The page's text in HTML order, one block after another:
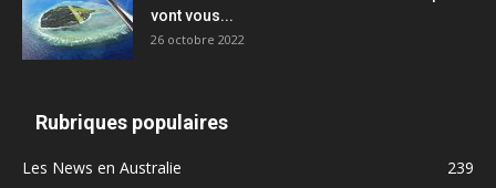
vont vous...
26 octobre 2022
Rubriques populaires
Les News en Australie
239